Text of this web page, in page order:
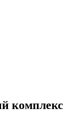
комплекс